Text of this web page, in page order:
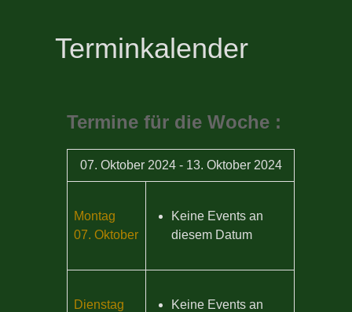
Terminkalender
Termine für die Woche :
07. Oktober 2024 - 13. Oktober 2024
Montag
07. Oktober
Keine Events an
diesem Datum
Dienstag
Keine Events an